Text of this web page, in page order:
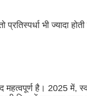
भी ज्यादा
है। 2025 में,